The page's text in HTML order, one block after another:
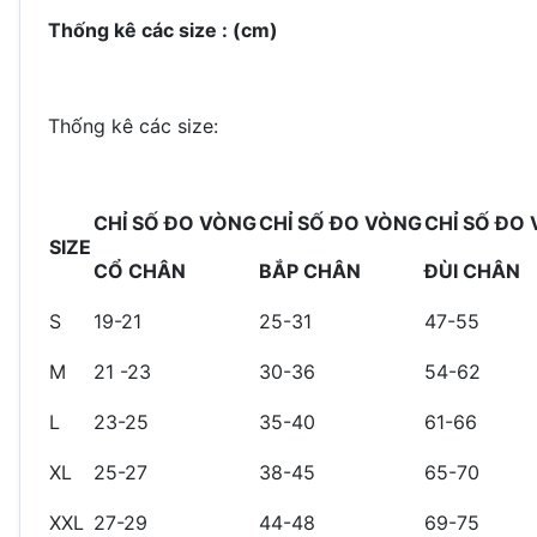
Thống kê các size : (cm)
Thống kê các size:
SIZE
CHỈ SỐ ĐO VÒNG
CỔ CHÂN
CHỈ SỐ ĐO VÒNG
BẮP CHÂN
CHỈ SỐ ĐO
ĐÙI CHÂN
S 19-21 25-31 47-55
M 21 -23 30-36 54-62
L 23-25 35-40 61-66
XL 25-27 38-45 65-70
XXL 27-29 44-48 69-75